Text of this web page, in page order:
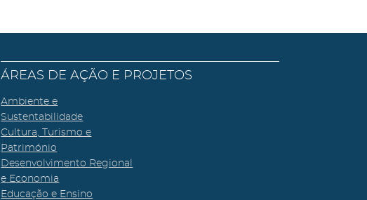
ÁREAS DE AÇÃO E PROJETOS
Ambiente e
Sustentabilidade
Cultura, Turismo e
Património
Desenvolvimento Regional
e Economia
Educação e Ensino